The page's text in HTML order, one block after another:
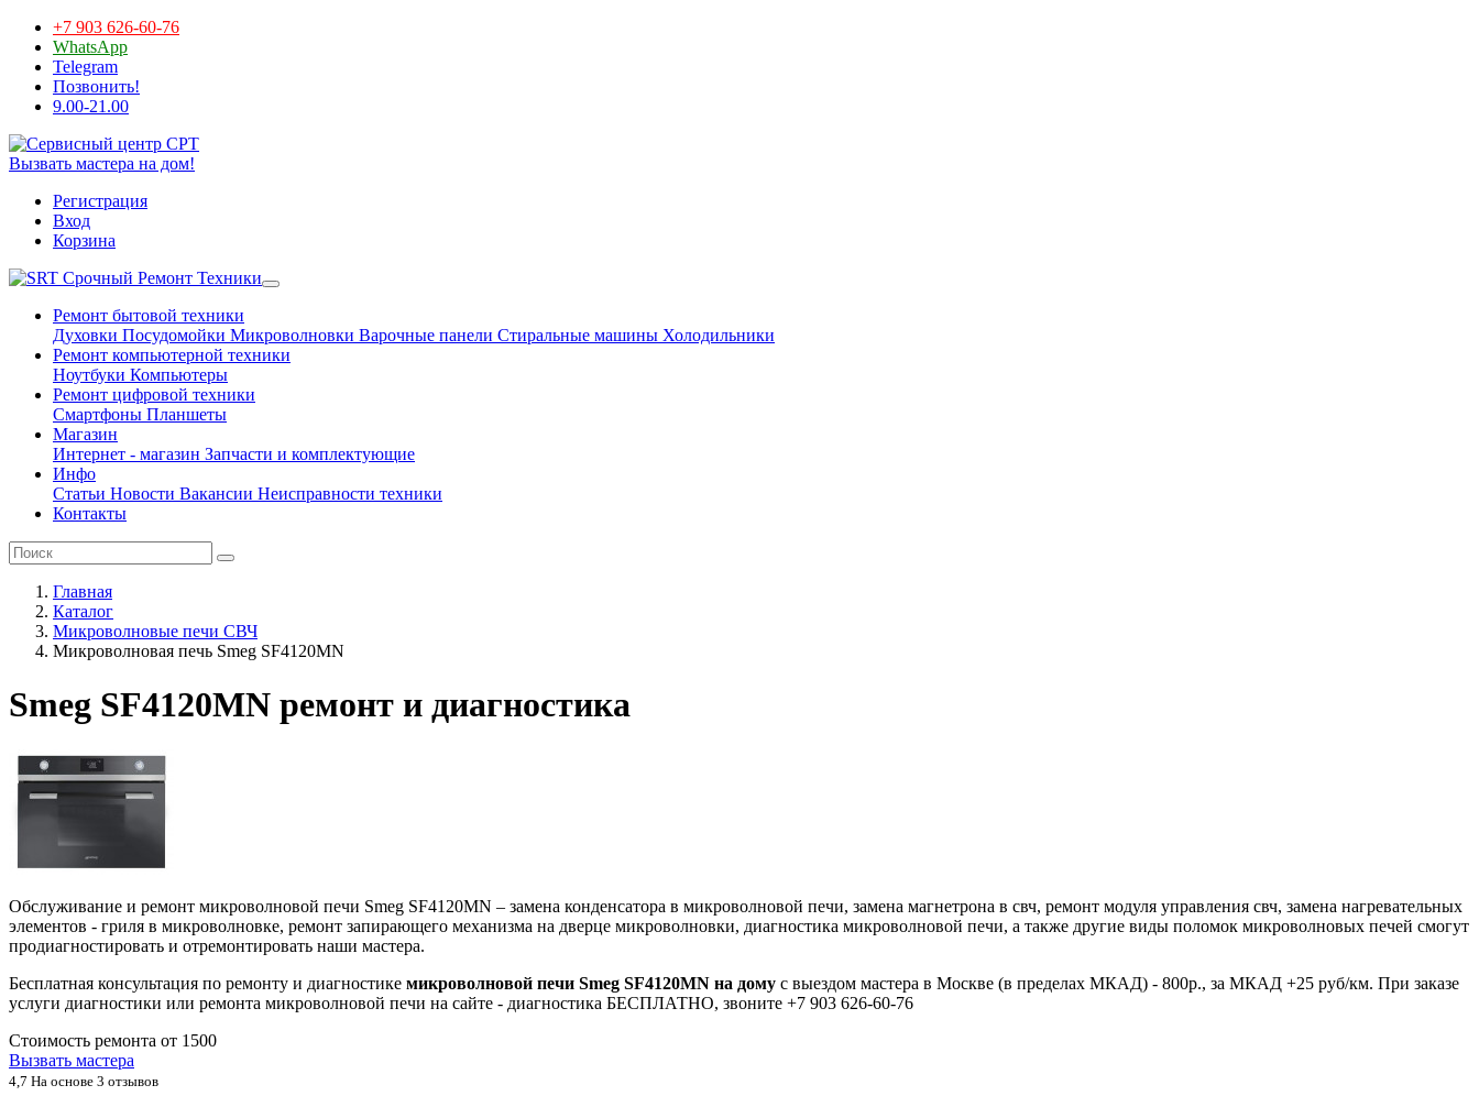
+7 903 626-60-76
WhatsApp
Telegram
Позвонить!
9.00-21.00
Вызвать мастера на дом!
Регистрация
Вход
Корзина
Срочный Ремонт Техники
Ремонт бытовой техники
Духовки Посудомойки Микроволновки Варочные панели Стиральные машины Холодильники
Ремонт компьютерной техники
Ноутбуки Компьютеры
Ремонт цифровой техники
Смартфоны Планшеты
Магазин
Интернет - магазин Запчасти и комплектующие
Инфо
Статьи Новости Вакансии Неисправности техники
Контакты
Главная
Каталог
Микроволновые печи СВЧ
Микроволновая печь Smeg SF4120MN
Smeg SF4120MN ремонт и диагностика
Обслуживание и ремонт микроволновой печи Smeg SF4120MN – замена конденсатора в микроволновой печи, замена магнетрона в свч, ремонт модуля управления свч, замена нагревательных
элементов - гриля в микроволновке, ремонт запирающего механизма на дверце микроволновки, диагностика микроволновой печи, а также другие виды поломок микроволновых печей смогут
продиагностировать и отремонтировать наши мастера.
Бесплатная консультация по ремонту и диагностике микроволновой печи Smeg SF4120MN на дому с выездом мастера в Москве (в пределах МКАД) - 800р., за МКАД +25 руб/км. При заказе
услуги диагностики или ремонта микроволновой печи на сайте - диагностика БЕСПЛАТНО, звоните +7 903 626-60-76
Стоимость ремонта от 1500
Вызвать мастера
4,7 На основе 3 отзывов